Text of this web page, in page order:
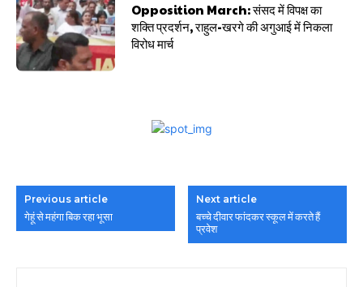
Opposition March: संसद में विपक्ष का
शक्ति प्रदर्शन, राहुल-खरगे की अगुआई में निकला
विरोध मार्च
Previous article
गेहूं से महंगा बिक रहा भूसा
Next article
बच्चे दीवार फांदकर स्कूल में करते हैं
प्रवेश